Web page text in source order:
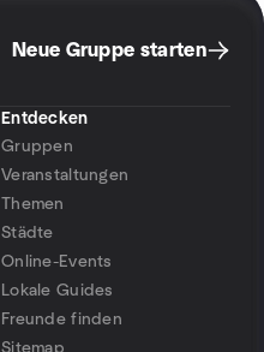
Neue Gruppe starten
Entdecken
Gruppen
Veranstaltungen
Themen
Städte
Online-Events
Lokale Guides
Freunde finden
Sitemap